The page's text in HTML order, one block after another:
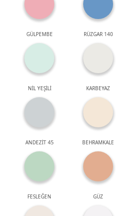
GÜLPEMBE RÜZGAR 140
NİL YEŞİLİ KARBEYAZ
ANDEZİT 45 BEHRAMKALE
FESLEĞEN GÜZ